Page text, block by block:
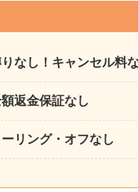
なし！キャンセル料
返金保証なし
リング・オフなし